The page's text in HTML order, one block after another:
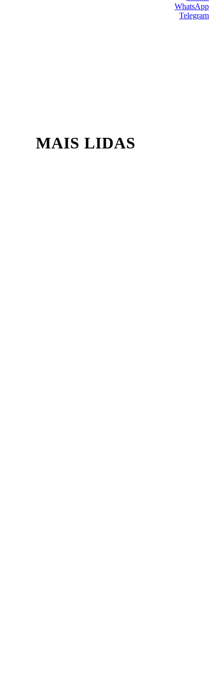
WhatsApp
Telegram
MAIS LIDAS